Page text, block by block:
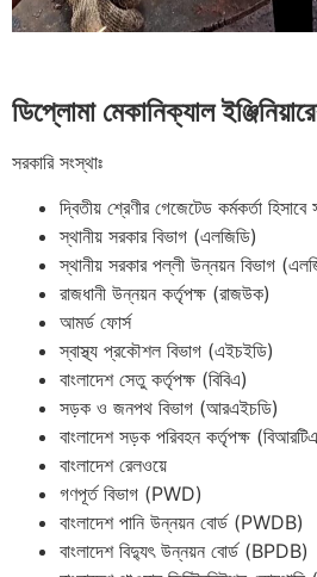
ডিপ্লোমা মেকানিক্যাল
সরকারি সংস্থাঃ
দ্বিতীয় শ্রেণীর গেজেটেড কর্মকর্তা হিসাবে
স্থানীয় সরকার বিভাগ (এলজিডি)
স্থানীয় সরকার পল্লী উন্নয়ন বিভাগ
রাজধানী উন্নয়ন কর্তৃপক্ষ (রাজউক)
আমর্ড ফোর্স
স্বাস্থ্য প্রকৌশল বিভাগ (এইচইডি)
বাংলাদেশ সেতু কর্তৃপক্ষ (বিবিএ)
সড়ক ও জনপথ বিভাগ (আরএইচডি)
বাংলাদেশ সড়ক পরিবহন কর্তৃপক্ষ
বাংলাদেশ রেলওয়ে
গণপূর্ত বিভাগ (PWD)
বাংলাদেশ পানি উন্নয়ন বোর্ড (PWDB)
বাংলাদেশ বিদ্যুৎ উন্নয়ন বোর্ড (BPDB)